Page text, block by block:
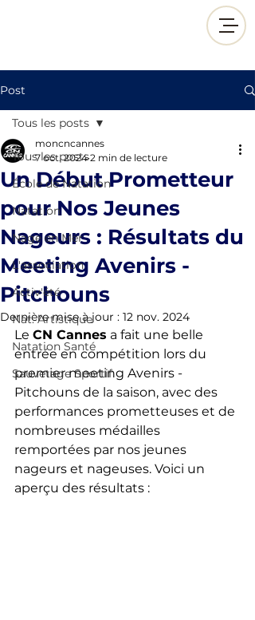
Post
Tous les posts
École de Natation
Natation
Nage en Mer
L'association
Activ'été
Nat. Artistique
Natation Santé
Sauvetage Sportif
Tous les posts
Un Début Prometteur
pour Nos Jeunes
Nageurs : Résultats du
Meeting Avenirs -
Pitchouns
moncncannes
7 oct. 2024 2 min de lecture
Dernière mise à jour : 12 nov. 2024
Le CN Cannes a fait une belle
entrée en compétition lors du
premier meeting Avenirs -
Pitchouns de la saison, avec des
performances prometteuses et de
nombreuses médailles
remportées par nos jeunes
nageurs et nageuses. Voici un
aperçu des résultats :